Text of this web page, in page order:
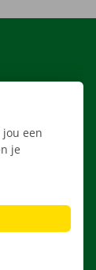
jou een
je